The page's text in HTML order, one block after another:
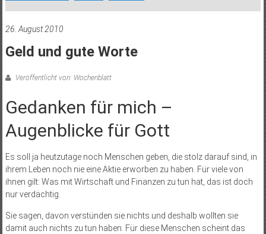
26. August 2010
Geld und gute Worte
Veröffentlicht von: Wochenblatt
Gedanken für mich ­–
Augenblicke für Gott
Es soll ja heutzutage noch Menschen geben, die stolz darauf sind, in
ihrem Leben noch nie eine Aktie erworben zu haben. Für viele von
ihnen gilt: Was mit Wirtschaft und Finanzen zu tun hat, das ist doch
nur verdächtig.
Sie sagen, davon verstünden sie nichts und deshalb wollten sie
damit auch nichts zu tun haben. Für diese Menschen scheint das